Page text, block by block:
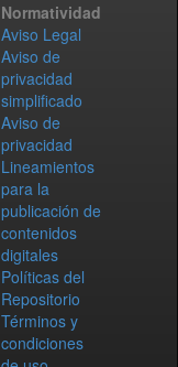
Normatividad
Aviso Legal
Aviso de
privacidad
simplificado
Aviso de
privacidad
Lineamientos
para la
publicación de
contenidos
digitales
Políticas del
Repositorio
Términos y
condiciones